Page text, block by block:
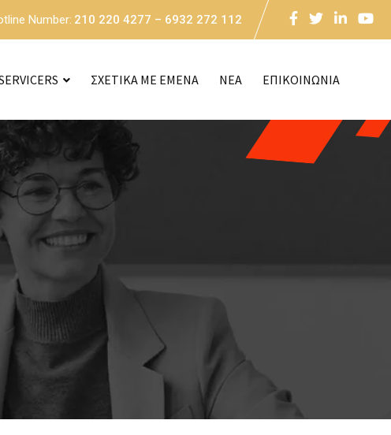
Number: 210 220 4277 – 6932 272 112
ΣΧΕΤΙΚΑ ΜΕ ΕΜΕΝΑ NEA ΕΠΙΚΟΙΝΩΝΙΑ